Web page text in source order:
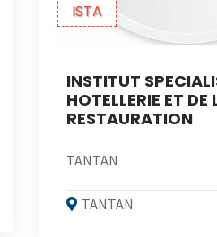
ISTA
INSTITUT
HOTELLERIE ET DE
RESTAURATION
TANTAN
TANTAN